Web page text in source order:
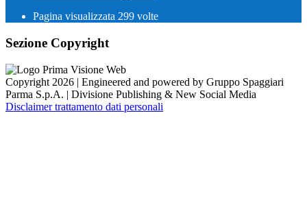
Pagina visualizzata 299 volte
Sezione Copyright
Copyright 2026 | Engineered and powered by Gruppo Spaggiari
Parma S.p.A. | Divisione Publishing & New Social Media
Disclaimer trattamento dati personali